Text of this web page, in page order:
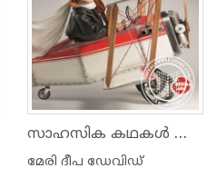
സാഹസിക കഥകള്‍ പെണ്‍കുട്ടികള്‍ക്ക്
മേരി ദീപ ഡേവിഡ്